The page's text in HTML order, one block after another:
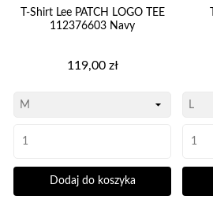
T-Shirt Lee PATCH LOGO TEE
112376603 Navy
Cena
119,00 zł
Dodaj do koszyka